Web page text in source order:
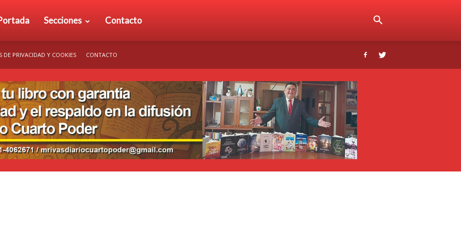
Secciones Contacto
DE PRIVACIDAD Y COOKIES CONTACTO